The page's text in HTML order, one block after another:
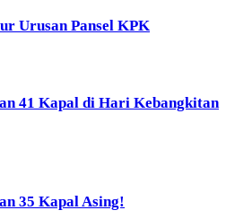
Urusan Pansel KPK
41 Kapal di Hari Kebangkitan
35 Kapal Asing!